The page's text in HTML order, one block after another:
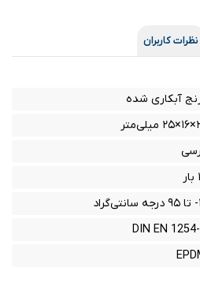
نظرات کاربران
آبکاری شده
DIN EN